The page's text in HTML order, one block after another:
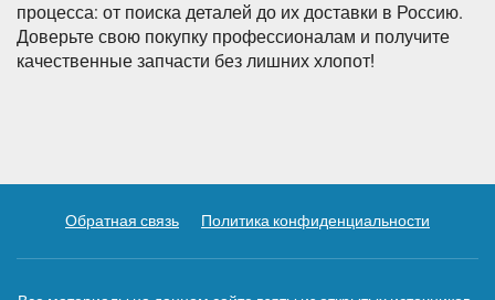
процесса: от поиска деталей до их доставки в Россию.
Доверьте свою покупку профессионалам и получите
качественные запчасти без лишних хлопот!
Обратная связь Политика конфиденциальности